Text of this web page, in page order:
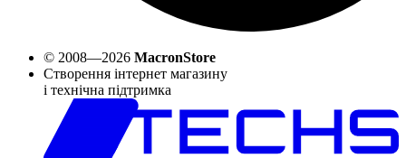
© 2008—2026 MacronStore
Створення інтернет магазину
і технічна підтримка